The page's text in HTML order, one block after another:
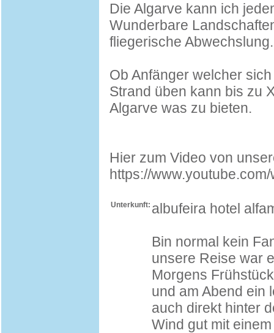
Die Algarve kann ich
Wunderbare
fliegerische Abwechslung.
Ob Anfänger welcher
Strand üben kann bis zu
Algarve was zu bieten.
Hier zum Video von
https://
Unterkunft: albufeira hotel
Bin normal kein
unsere Reise war
Morgens
und am Abend ein
auch direkt hinter
Wind gut mit